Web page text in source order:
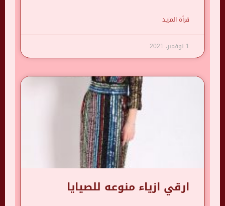
قرأة المزيد
1 نوفمبر، 2021
ارقي ازياء منوعه للصيايا